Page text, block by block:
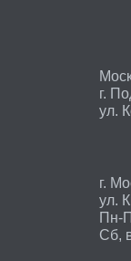
г.
ул.
г.
ул.
Пн-
Сб,